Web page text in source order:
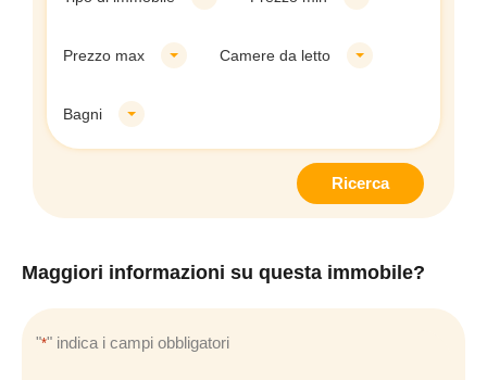
Prezzo max Camere da letto
Bagni
Ricerca
Maggiori informazioni su questa immobile?
"*" indica i campi obbligatori